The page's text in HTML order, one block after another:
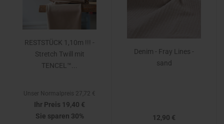
RESTSTÜCK 1,10m !!! -
Stretch Twill mit
TENCEL™...
Unser Normalpreis 27,72 €
Ihr Preis 19,40 €
Sie sparen 30%
Denim - Fray Lines -
sand
12,90 €